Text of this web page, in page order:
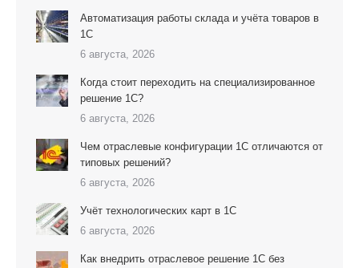
Автоматизация работы склада и учёта товаров в
1С
6 августа, 2026
Когда стоит переходить на специализированное
решение 1С?
6 августа, 2026
Чем отраслевые конфигурации 1С отличаются от
типовых решений?
6 августа, 2026
Учёт технологических карт в 1С
6 августа, 2026
Как внедрить отраслевое решение 1С без